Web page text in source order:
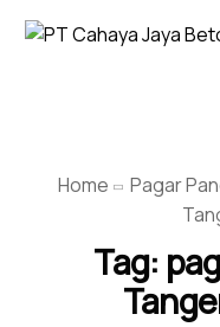
Home Pagar
Tag: